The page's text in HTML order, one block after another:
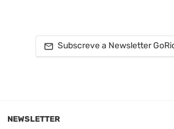
Subscreve a Newsletter
NEWSLETTER